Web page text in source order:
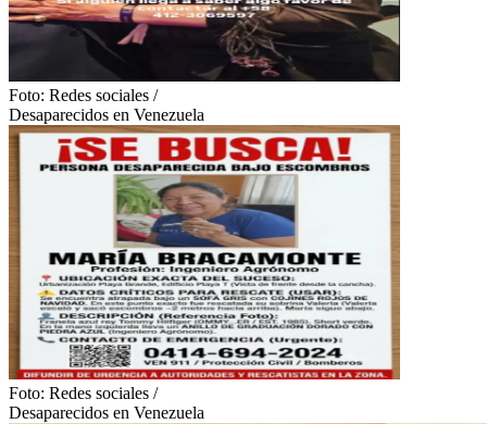
Foto: Redes sociales /
Desaparecidos en Venezuela
Foto: Redes sociales /
Desaparecidos en Venezuela